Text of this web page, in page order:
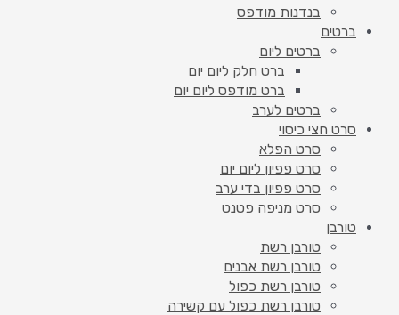
בנדנות מודפס
ברטים
ברטים ליום
ברט חלק ליום יום
ברט מודפס ליום יום
ברטים לערב
סרט חצי כיסוי
סרט הפלא
סרט פפיון ליום יום
סרט פפיון בדי ערב
סרט מניפה פטנט
טורבן
טורבן רשת
טורבן רשת אבנים
טורבן רשת כפול
טורבן רשת כפול עם קשירה